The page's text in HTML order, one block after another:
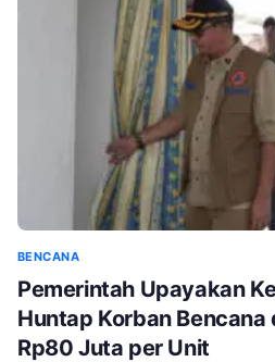
BENCANA
Pemerintah Upayakan
Huntap Korban Bencana
Rp80 Juta per Unit